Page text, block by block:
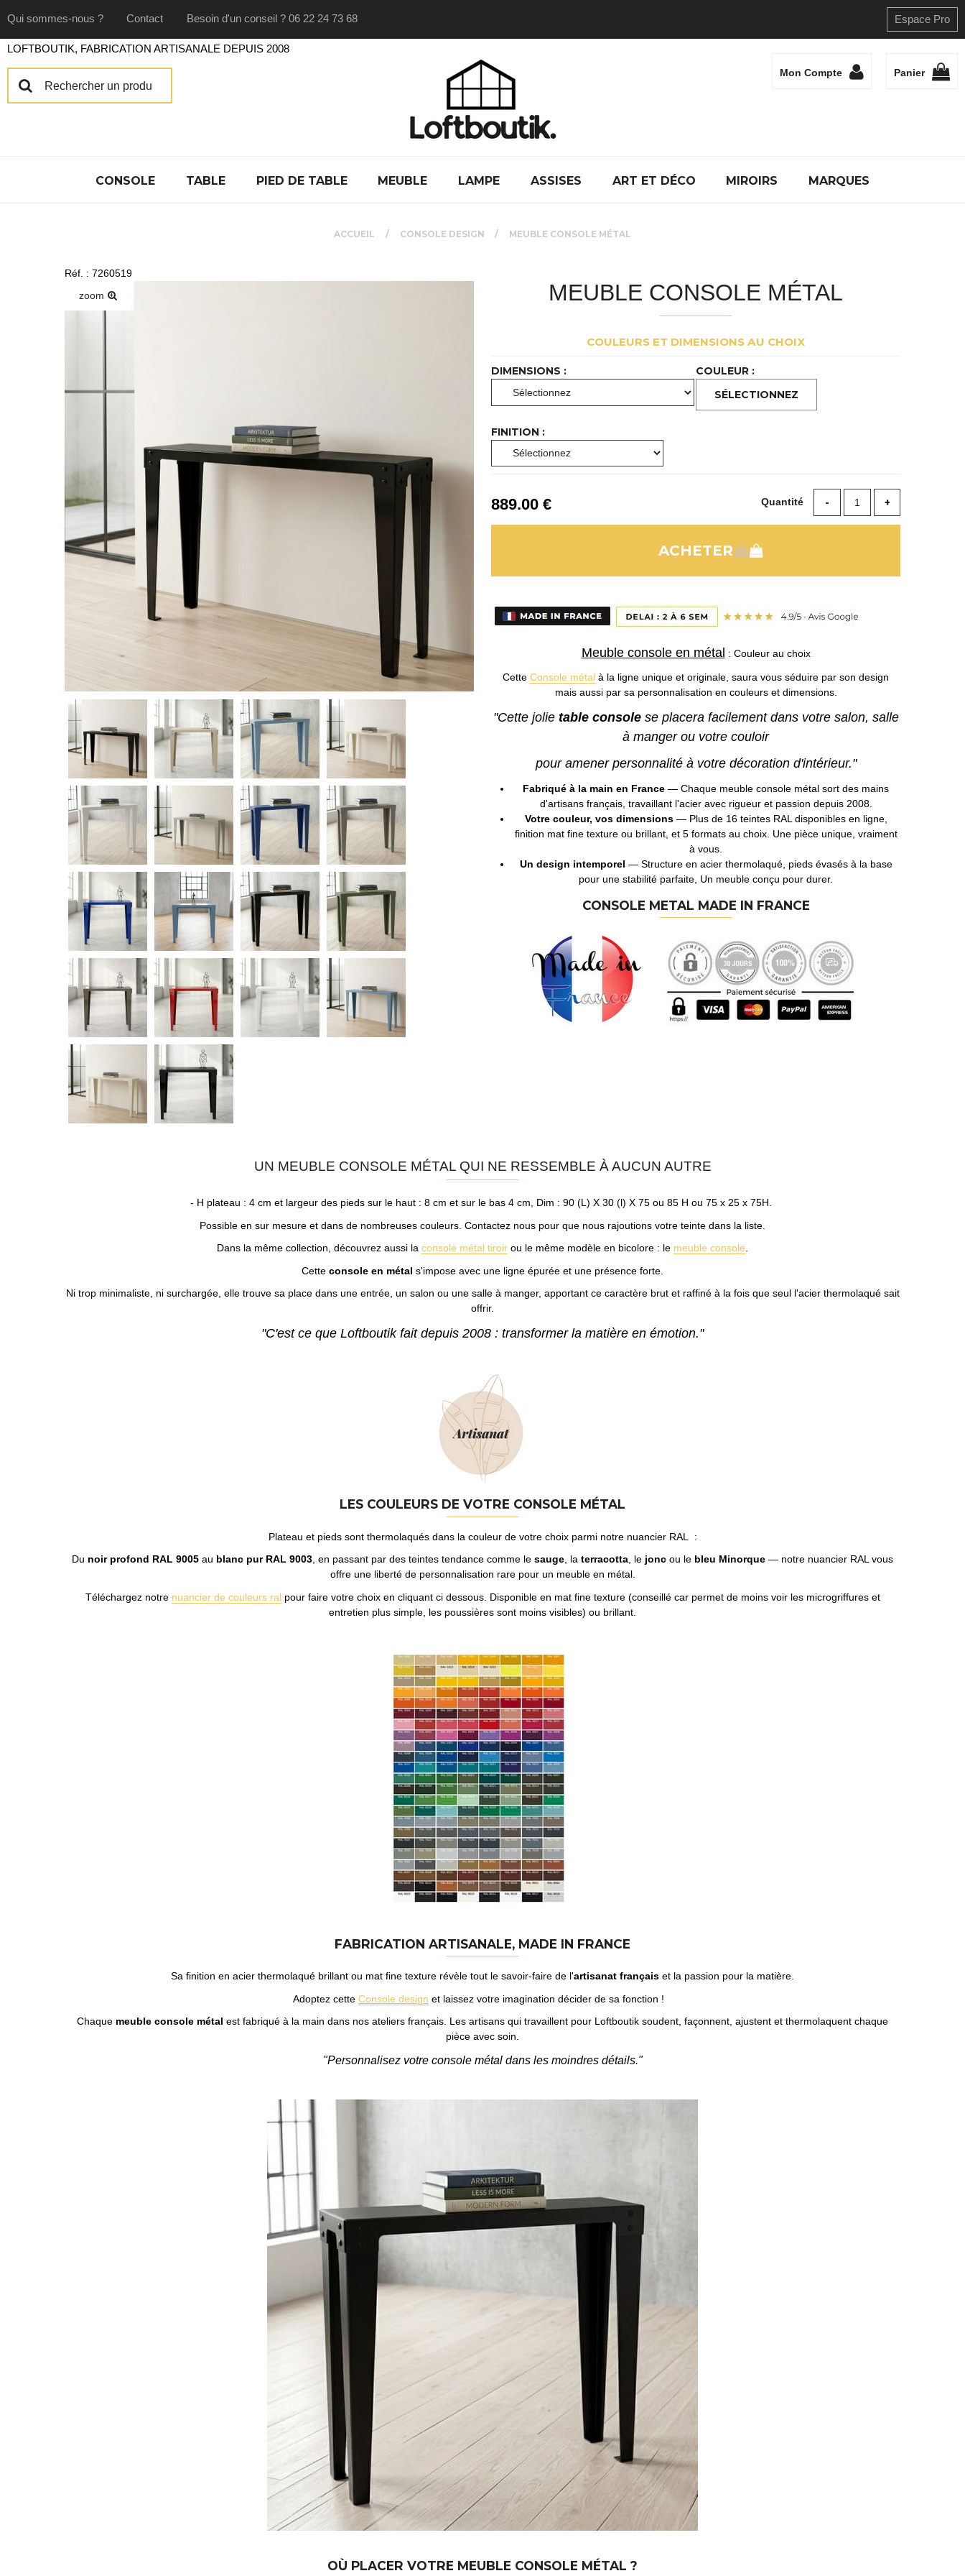
Qui sommes-nous ? Contact Besoin d'un conseil ? 06 22 24 73 68 Espace Pro
Mon Compte Panier
CONSOLE TABLE PIED DE TABLE MEUBLE LAMPE ASSISES ART ET DÉCO MIROIRS MARQUES
ACCUEIL CONSOLE DESIGN MEUBLE CONSOLE MÉTAL
Réf. : 7260519
zoom
MEUBLE CONSOLE MÉTAL
COULEURS ET DIMENSIONS AU CHOIX
DIMENSIONS : COULEUR :
FINITION :
889.00€ Quantité
Meuble console en métal : Couleur au choix
CetteConsole métal à la ligne unique et originale, saura vous séduire par son design
mais aussi par sa personnalisation en couleurs et dimensions.
"Cette jolie table consolese placera facilement dans votre salon, salle
à manger ou votre couloir
pour amener personnalité à votre décoration d'intérieur."
Fabriqué à la main en France — Chaque meuble console métal sort des mains
d'artisans français, travaillant l'acier avec rigueur et passion depuis 2008.
Votre couleur, vos dimensions— Plus de 16 teintes RAL disponibles en ligne,
finition mat fine texture ou brillant, et 5 formats au choix. Une pièce unique, vraiment
à vous.
Un design intemporel — Structure en acier thermolaqué, pieds évasés à la base
pour une stabilité parfaite, Un meuble conçu pour durer.
CONSOLE METAL MADE IN FRANCE
UN MEUBLE CONSOLE MÉTAL QUI NE RESSEMBLE À AUCUN AUTRE
- H plateau : 4 cm et largeur des pieds sur le haut : 8 cm et sur le bas 4 cm, Dim : 90 (L) X 30 (l) X 75 ou 85 H ou 75 x 25 x 75H.
Possible en sur mesure et dans de nombreuses couleurs. Contactez nous pour que nous rajoutions votre teinte dans la liste.
Dans la même collection, découvrez aussi la console métal tiroir ou le même modèle en bicolore : le meuble console.
Cette console en métal s'impose avec une ligne épurée et une présence forte.
Ni trop minimaliste, ni surchargée, elle trouve sa place dans une entrée, un salon ou une salle à manger, apportant ce caractère brut et raffiné à la fois que seul l'acier thermolaqué sait
offrir.
"C'est ce que Loftboutik fait depuis 2008 : transformer la matière en émotion."
LES COULEURS DE VOTRE CONSOLE MÉTAL
Plateau et pieds sont thermolaqués dans la couleur de votre choix parmi notre nuancier RAL :
Du noir profond RAL 9005 au blanc pur RAL 9003, en passant par des teintes tendance comme le sauge, la terracotta, le jonc ou le bleu Minorque — notre nuancier RAL vous
offre une liberté de personnalisation rare pour un meuble en métal.
Téléchargez notre nuancier de couleurs ralpour faire votre choix en cliquant ci dessous. Disponible en mat fine texture (conseillé car permet de moins voir les microgriffures et
entretien plus simple, les poussières sont moins visibles) ou brillant.
FABRICATION ARTISANALE, MADE IN FRANCE
Sa finition en acier thermolaqué brillant ou mat fine texture révèle tout le savoir-faire de l'artisanat français et la passion pour la matière.
Adoptez cette Console design et laissez votre imagination décider de sa fonction !
Chaque meuble console métal est fabriqué à la main dans nos ateliers français. Les artisans qui travaillent pour Loftboutik soudent, façonnent, ajustent et thermolaquent chaque
pièce avec soin.
"Personnalisez votre console métal dans les moindres détails."
OÙ PLACER VOTRE MEUBLE CONSOLE MÉTAL ?
LOFTBOUTIK, FABRICATION ARTISANALE DEPUIS 2008